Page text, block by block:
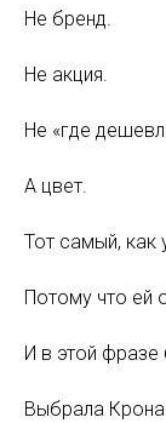
Не бренд.
Не акция.
Не «где
А цвет.
Тот самый, как
Потому что ей
И в этой
Выбрала